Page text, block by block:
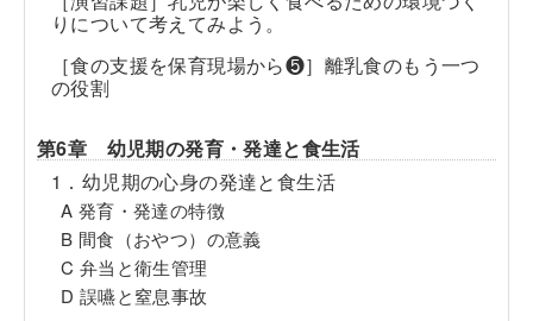
りについて考えてみよう。
［食の支援を保育現場から❺］離乳食のもう一つ
の役割
第6章 幼児期の発育・発達と食生活
1．幼児期の心身の発達と食生活
A 発育・発達の特徴
B 間食（おやつ）の意義
C 弁当と衛生管理
D 誤嚥と窒息事故